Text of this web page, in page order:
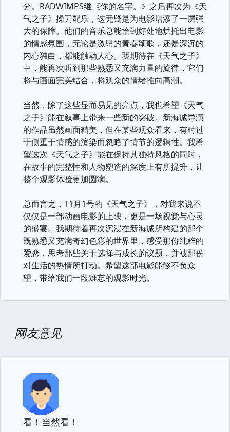
分。RADWIMPS继《你的名字。》之后再次为《天
气之子》操刀配乐，这无疑是为电影增添了一层强
大的保障。他们的音乐总能恰到好处地烘托出电影
的情感氛围，无论是激昂的青春颂歌，还是深沉的
内心独白，都能触动人心。我期待在《天气之子》
中，能再次听到那些熟悉又充满力量的旋律，它们
将与画面完美结合，将观众的情绪推向高潮。
当然，除了这些显而易见的亮点，我也希望《天气
之子》能在叙事上带来一些新的突破。新海诚导演
的作品虽然画面精美，但在某些观众看来，有时过
于侧重于情感的渲染而忽略了情节的逻辑性。我希
望这次《天气之子》能在保持其独特风格的同时，
在故事的完整性和人物塑造的深度上有所提升，让
整个观影体验更加圆满。
总而言之，11月1号的《天气之子》，对我来说不
仅仅是一部动画电影的上映，更是一场视觉与心灵
的盛宴。我期待着再次沉浸在新海诚所构建的那个
既熟悉又充满奇幻色彩的世界里，感受那份纯粹的
爱恋，思考那些关于选择与成长的议题，并被那份
对生活的热情所打动。希望这部电影能够不负众
望，带给我们一段难忘的观影时光。
网友意见
看！当然看！